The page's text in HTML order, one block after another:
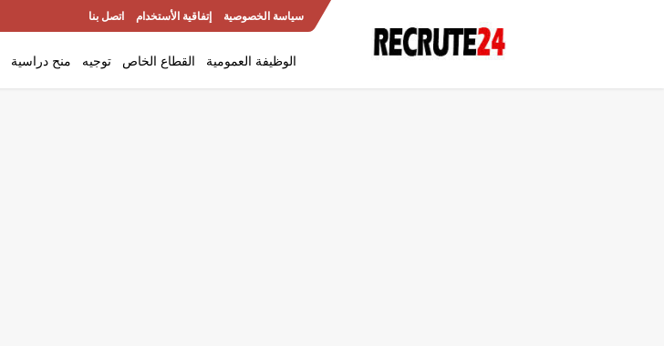
سياسة الخصوصية إتفاقية الأستخدام اتصل بنا
الوظيفة العمومية القطاع الخاص توجيه منح دراسية